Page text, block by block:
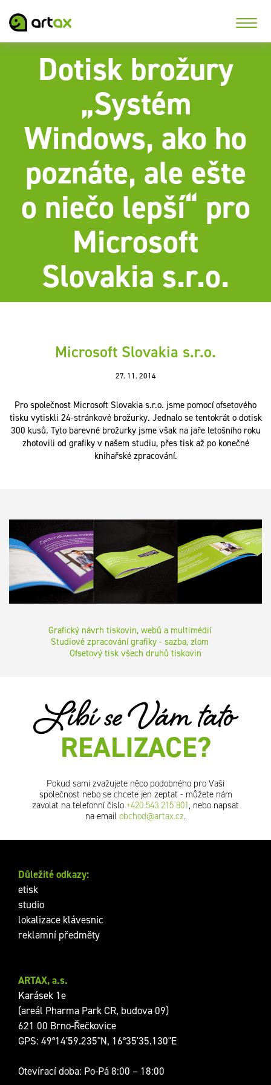
Dotisk brožury
„Systém
Windows, ako ho
poznáte, ale ešte
o niečo lepší“ pro
Microsoft
Slovakia s.r.o.
Microsoft Slovakia s.r.o.
27. 11. 2014
Pro společnost Microsoft Slovakia s.r.o. jsme pomocí ofsetového
tisku vytiskli 24-stránkové brožurky. Jednalo se tentokrát o dotisk
300 kusů. Tyto barevné brožurky jsme však na jaře letošního roku
zhotovili od grafiky v našem studiu, přes tisk až po konečné
knihařské zpracování.
Grafický návrh tiskovin, webů a multimédií
Studiové zpracování grafiky - sazba, zlom
Ofsetový tisk všech druhů tiskovin
Líbí se Vám tato
REALIZACE?
Pokud sami zvažujete něco podobného pro Vaši
společnost nebo se chcete jen zeptat - můžete nám
zavolat na telefonní číslo +420 543 215 801 , nebo napsat
na email obchod@artax.cz.
ARTAX, a.s.
Karásek 1e
(areál Pharma Park CR, budova 09)
621 00 Brno-Řečkovice
GPS: 49°14'59.235"N, 16°35'35.130"E
Otevírací doba: Po-Pá 8:00 – 18:00
Důležité odkazy:
etisk
studio
lokalizace klávesnic
reklamní předměty